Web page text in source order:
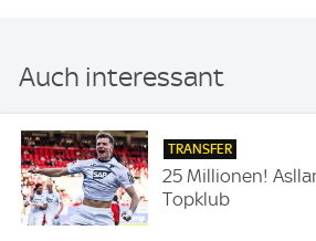
Auch interessant
TRANSFER
25 Millionen!
Topklub